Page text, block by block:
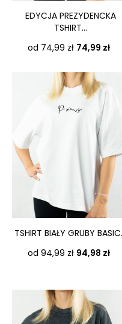
EDYCJA PREZYDENCKA
TSHIRT...
od 74,99 zł Cena
74,99 zł
TSHIRT BIAŁY GRUBY
od 94,99 zł Cena
94,98 zł